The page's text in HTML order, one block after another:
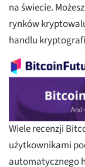
na świecie.
rynków
handlu
Wiele recenzji
użytkownikami
automatycznego